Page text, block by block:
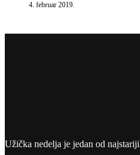
4. februar 2019.
Užička nedelja je jedan od